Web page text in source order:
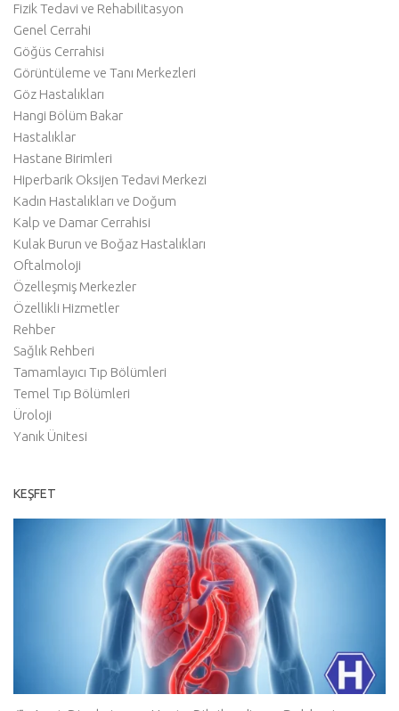
Fizik Tedavi ve Rehabilitasyon
Genel Cerrahi
Göğüs Cerrahisi
Görüntüleme ve Tanı Merkezleri
Göz Hastalıkları
Hangi Bölüm Bakar
Hastalıklar
Hastane Birimleri
Hiperbarik Oksijen Tedavi Merkezi
Kadın Hastalıkları ve Doğum
Kalp ve Damar Cerrahisi
Kulak Burun ve Boğaz Hastalıkları
Oftalmoloji
Özelleşmiş Merkezler
Özellikli Hizmetler
Rehber
Sağlık Rehberi
Tamamlayıcı Tıp Bölümleri
Temel Tıp Bölümleri
Üroloji
Yanık Ünitesi
KEŞFET